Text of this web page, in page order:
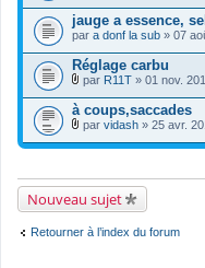
jauge a essence,
par a donf la sub » 07
Réglage carbu
F
c
h
i
(
s
)
o
par R11T » 01 nov.
à coups,saccades
F
i
i
e
r
(
s
par vidash » 25 avr.
Nouveau sujet
Retourner à l’index du forum